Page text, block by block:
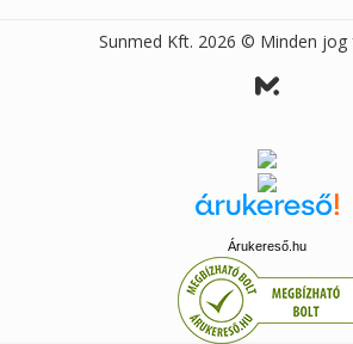
Sunmed Kft. 2026 © Minden jog
Árukereső.hu